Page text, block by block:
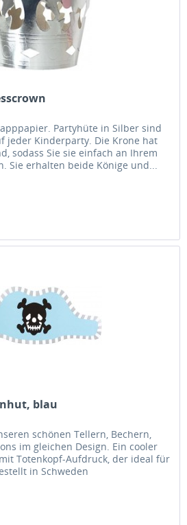
Partyhüte in Silber sind
jeder Kinderparty. Die Krone hat
sodass Sie sie einfach an Ihrem
Sie erhalten beide Könige und...
blau
schönen Tellern, Bechern,
im gleichen Design. Ein cooler
Totenkopf-Aufdruck, der ideal für
in Schweden